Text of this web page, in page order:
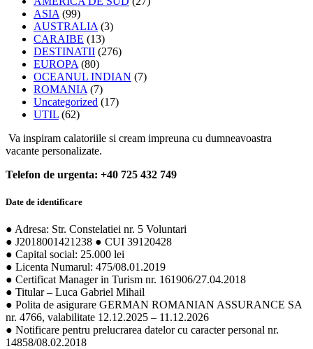
ASIA (99)
AUSTRALIA (3)
CARAIBE (13)
DESTINATII (276)
EUROPA (80)
OCEANUL INDIAN (7)
ROMANIA (7)
Uncategorized (17)
UTIL (62)
Va inspiram calatoriile si cream impreuna cu dumneavoastra
vacante personalizate.
Telefon de urgenta: +40 725 432 749
Date de identificare
● Adresa: Str. Constelatiei nr. 5 Voluntari
● J2018001421238 ● CUI 39120428
● Capital social: 25.000 lei
● Licenta Numarul: 475/08.01.2019
● Certificat Manager in Turism nr. 161906/27.04.2018
● Titular – Luca Gabriel Mihail
● Polita de asigurare GERMAN ROMANIAN ASSURANCE SA
nr. 4766, valabilitate 12.12.2025 – 11.12.2026
● Notificare pentru prelucrarea datelor cu caracter personal nr.
14858/08.02.2018